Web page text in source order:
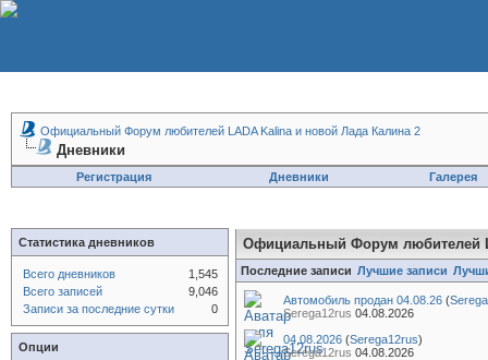
Официальный Форум любителей LADA Kalina и новой Лада Калина 2
Дневники
Регистрация Дневники Галерея
Официальный Форум любителей
Последние записи Лучшие записи
Автомобиль продан 04.08.26 (
Serega12rus 04.08.2026
04.08.2026 (Serega12rus)
Serega12rus 04.08.2026
Статистика дневников
Всего дневников
1,545
Всего записей
9,046
Записи за последние сутки
0
Опции